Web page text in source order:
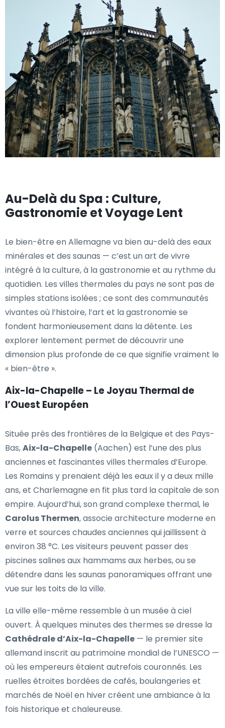
Au-Delà du Spa : Culture,
Gastronomie et Voyage Lent
Le bien-être en Allemagne va bien au-delà des eaux
minérales et des saunas — c’est un art de vivre
intégré à la culture, à la gastronomie et au rythme du
quotidien. Les villes thermales du pays ne sont pas de
simples stations isolées ; ce sont des communautés
vivantes où l’histoire, l’art et la gastronomie se
fondent harmonieusement dans la détente. Les
explorer lentement permet de découvrir une
dimension plus profonde de ce que signifie vraiment le
« bien-être ».
Aix-la-Chapelle – Le Joyau Thermal de
l’Ouest Européen
Située près des frontières de la Belgique et des Pays-
Bas,Aix-la-Chapelle (Aachen) est l’une des plus
anciennes et fascinantes villes thermales d’Europe.
Les Romains y prenaient déjà les eaux il y a deux mille
ans, et Charlemagne en fit plus tard la capitale de son
empire. Aujourd’hui, son grand complexe thermal, le
Carolus Thermen, associe architecture moderne en
verre et sources chaudes anciennes qui jaillissent à
environ 38 °C. Les visiteurs peuvent passer des
piscines salines aux hammams aux herbes, ou se
détendre dans les saunas panoramiques offrant une
vue sur les toits de la ville.
La ville elle-même ressemble à un musée à ciel
ouvert. À quelques minutes des thermes se dresse la
Cathédrale d’Aix-la-Chapelle — le premier site
allemand inscrit au patrimoine mondial de l’UNESCO —
où les empereurs étaient autrefois couronnés. Les
ruelles étroites bordées de cafés, boulangeries et
marchés de Noël en hiver créent une ambiance à la
fois historique et chaleureuse.